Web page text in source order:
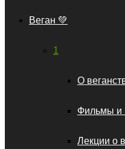
Веган 💚
1
О
Фильмы и
Лекции о